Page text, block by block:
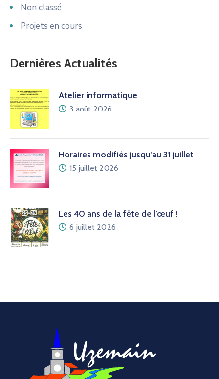
Non classé
Projets en cours
Dernières Actualités
Atelier informatique
3 août 2026
Horaires modifiés jusqu’au 31 juillet
15 juillet 2026
Les 40 ans de la fête de l’œuf !
6 juillet 2026